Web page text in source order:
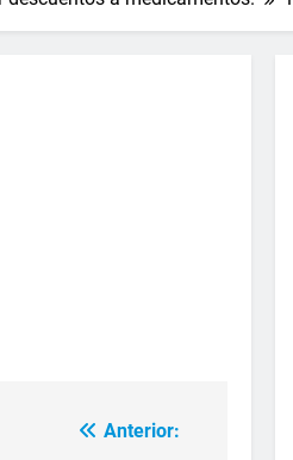
Anterior: